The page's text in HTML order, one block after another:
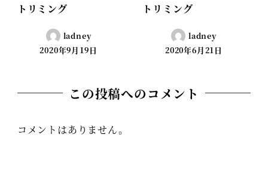
トリミング
ladney
2020年9月19日
トリミング
ladney
2020年6月21日
この投稿へのコメント
コメントはありません。